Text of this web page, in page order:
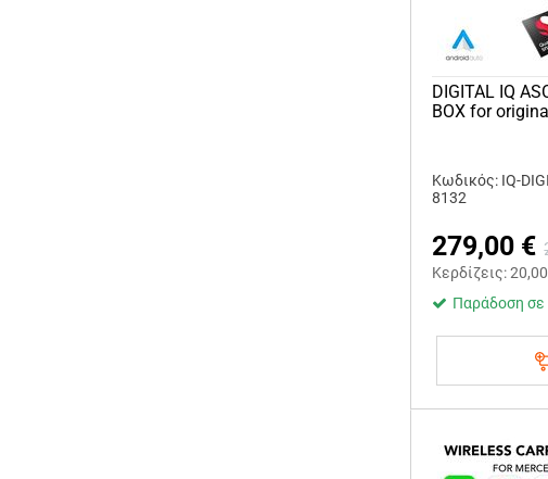
DIGITAL IQ
BOX for
Κωδικός: IQ-
8132
279,00 €
Κερδίζεις:20,00
Παράδοση σε